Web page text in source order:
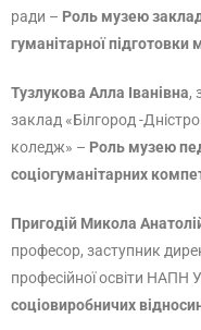
ради – Роль музею
гуманітарної підготовки
Тузлукова Алла Іванівна,
заклад «Білгород -
коледж» – Роль музею
соціогуманітарних
Пригодій Микола
професор, заступник
професійної освіти НАПН
соціовиробничих